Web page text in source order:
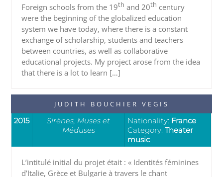
Foreign schools from the 19th and 20th century
were the beginning of the globalized education
system we have today, where there is a constant
exchange of scholarship, students and teachers
between countries, as well as collaborative
educational projects. My project arose from the idea
that there is a lot to learn […]
JUDITH BOUCHIER VEGIS
2015
Sirènes, Muses et
Méduses
Nationality: France
Category:Theater
music
L’intitulé initial du projet était : « Identités féminines
d’Italie, Grèce et Bulgarie à travers le chant